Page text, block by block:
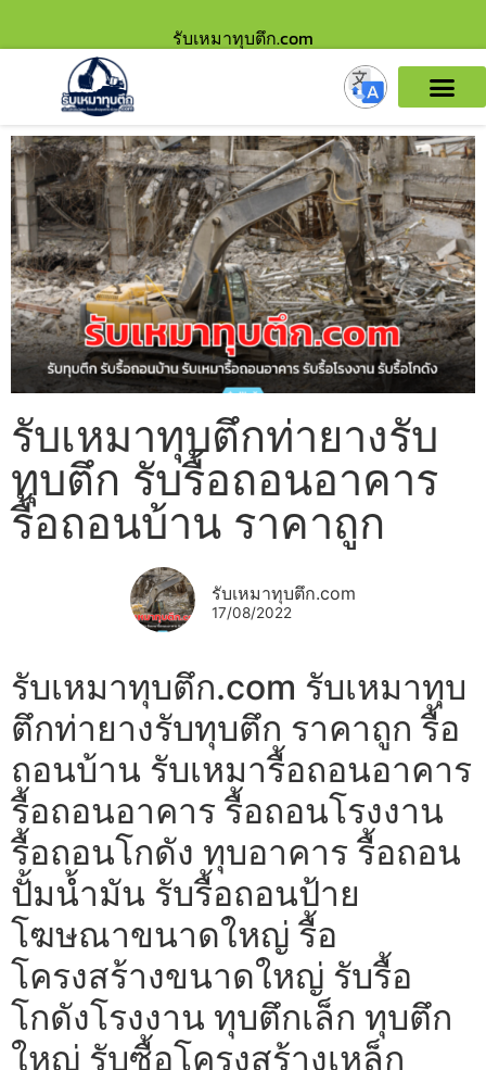
รับเหมาทุบตึก.com
รับเหมาทุบตึกท่ายางรับ
ทุบตึก รับรื้อถอนอาคาร
รื้อถอนบ้าน ราคาถูก
รับเหมาทุบตึก.com
17/08/2022
รับเหมาทุบตึก.com รับเหมาทุบ
ตึกท่ายางรับทุบตึก ราคาถูก รื้อ
ถอนบ้าน รับเหมารื้อถอนอาคาร
รื้อถอนอาคาร รื้อถอนโรงงาน
รื้อถอนโกดัง ทุบอาคาร รื้อถอน
ปั้มน้ำมัน รับรื้อถอนป้าย
โฆษณาขนาดใหญ่ รื้อ
โครงสร้างขนาดใหญ่ รับรื้อ
โกดังโรงงาน ทุบตึกเล็ก ทุบตึก
ใหญ่ รับซื้อโครงสร้างเหล็ก